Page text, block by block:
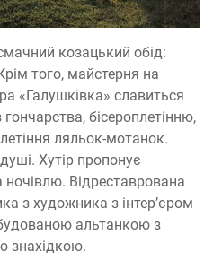
козацький обід:
того, майстерня на
«Галушківка» славиться
бісероплетінню,
ляльок-мотанок.
Хутір пропонує
Відреставрована
з художника з інтер’єром
альтанкою з
знахідкою.